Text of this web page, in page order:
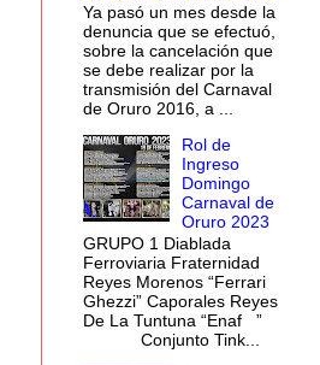
Ya pasó un mes desde la
denuncia que se efectuó,
sobre la cancelación que
se debe realizar por la
transmisión del Carnaval
de Oruro 2016, a ...
Rol de
Ingreso
Domingo
Carnaval de
Oruro 2023
GRUPO 1 Diablada
Ferroviaria Fraternidad
Reyes Morenos “Ferrari
Ghezzi” Caporales Reyes
De La Tuntuna “Enaf ”
Conjunto Tink...